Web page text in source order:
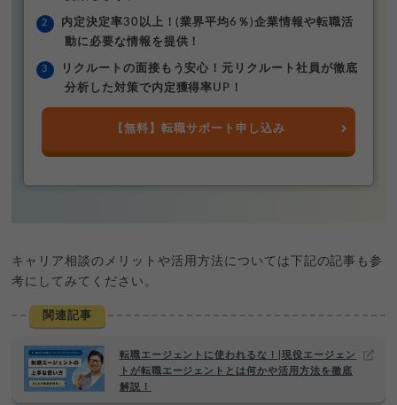
内定決定率30以上！(業界平均6％)企業情報や転職活
動に必要な情報を提供！
リクルートの面接もう安心！元リクルート社員が徹底
分析した対策で内定獲得率UP！
【無料】転職サポート申し込み
キャリア相談のメリットや活用方法については下記の記事も参
考にしてみてください。
関連記事
転職エージェントに使われるな！|現役エージェン
トが転職エージェントとは何かや活用方法を徹底
解説！